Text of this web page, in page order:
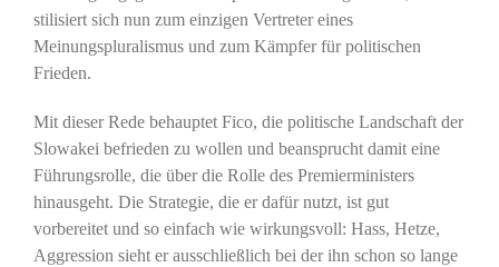
stilisiert sich nun zum einzigen Vertreter eines
Meinungspluralismus und zum Kämpfer für politischen
Frieden.
Mit dieser Rede behauptet Fico, die politische Landschaft der
Slowakei befrieden zu wollen und beansprucht damit eine
Führungsrolle, die über die Rolle des Premierministers
hinausgeht. Die Strategie, die er dafür nutzt, ist gut
vorbereitet und so einfach wie wirkungsvoll: Hass, Hetze,
Aggression sieht er ausschließlich bei der ihn schon so lange